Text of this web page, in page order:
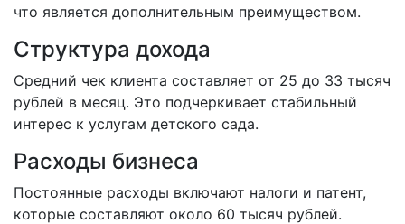
что является дополнительным преимуществом.
Структура дохода
Средний чек клиента составляет от 25 до 33 тысяч
рублей в месяц. Это подчеркивает стабильный
интерес к услугам детского сада.
Расходы бизнеса
Постоянные расходы включают налоги и патент,
которые составляют около 60 тысяч рублей.